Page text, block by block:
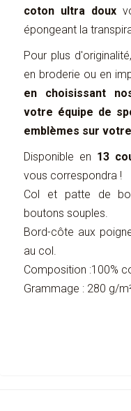
coton ultra doux
épongeant la
Pour plus
en broderie ou en
en choisissant
votre équipe de
emblèmes sur
Disponible en 13
vous correspondra !
Col et patte de
boutons souples.
Bord-côte aux
au col.
Composition :100%
Grammage : 280 g/